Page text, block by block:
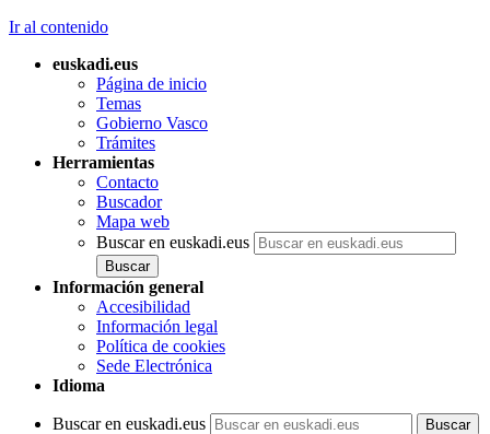
Ir al contenido
euskadi.eus
Página de inicio
Temas
Gobierno Vasco
Trámites
Herramientas
Contacto
Buscador
Mapa web
Buscar en euskadi.eus
Información general
Accesibilidad
Información legal
Política de cookies
Sede Electrónica
Idioma
Buscar en euskadi.eus